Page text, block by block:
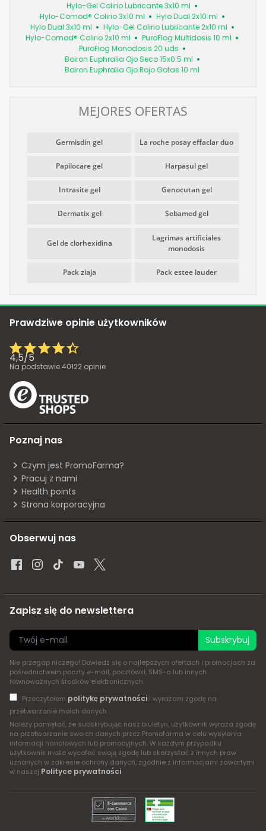
Hylo-Gel Colirio Lubricante 3x10 ml
Hylo-Comod® Colirio 3x10 ml
Hylo Dual 2x10 ml
Hylo Dual 3x10 ml
Hylo-Gel Colirio Lubricante 2x10 ml
Hylo-Comod® Colirio 2x10 ml
PuroFlog Multidosis 10 ml
PuroFlog Monodosis 20 uds
Boiron Euphralia Ojo Seco 15x0.5 ml
Boiron Euphralia Ojo Rojo Gotas 10 ml
MEJORES OFERTAS
Germisdin gel La roche posay effaclar duo
Papilocare gel Harpasul gel
Intrasite gel Genocutan gel
Dermatix gel Sebamed gel
Gel de clorhexidina
Lagrimas artificiales
monodosis
Pack ziaja Pack estee lauder
Prawdziwe opinie użytkowników
4,5/5
Na podstawie40122 opinie
Poznaj nas
Czym jest PromoFarma?
Pracuj z nami
Health points
Strona korporacyjna
Obserwuj nas
Zapisz się do newslettera
Subskrybuj
Nie przegap niczego! Dowiedz się o najlepszych ofertach i promocjach za
pośrednictwem poczty e-mail, pocztówki, SMS-a lub innych
równoważnych środków elektronicznych
Przeczytałem politykę prywatnościi wyrażam zgodę na
przetwarzanie moich danych
Należy pamiętać, że subskrybując nasz biuletyn, użytkownik wyraża zgodę
na przetwarzanie swoich danych przez Promofarma w celu wysyłania
informacji handlowych lub promocyjnych. W każdym przypadku
użytkownik może wycofać swoją zgodę lub skorzystać z innych praw
uznanych w zakresie ochrony danych, zgodnie z informacjami zawartymi
w naszej Polityce prywatności .